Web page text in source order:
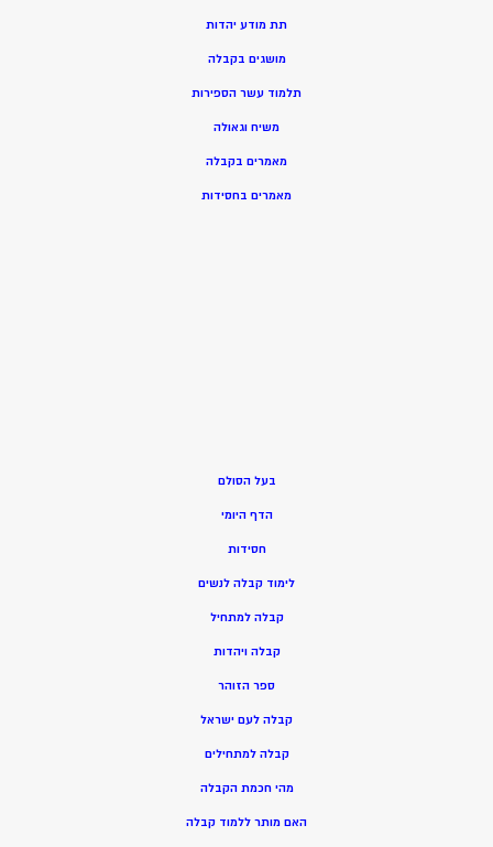
תת מודע יהדות
מושגים בקבלה
תלמוד עשר הספירות
משיח וגאולה
מאמרים בקבלה
מאמרים בחסידות
בעל הסולם
הדף היומי
חסידות
לימוד קבלה לנשים
קבלה למתחיל
קבלה ויהדות
ספר הזוהר
קבלה לעם ישראל
קבלה למתחילים
מהי חכמת הקבלה
האם מותר ללמוד קבלה